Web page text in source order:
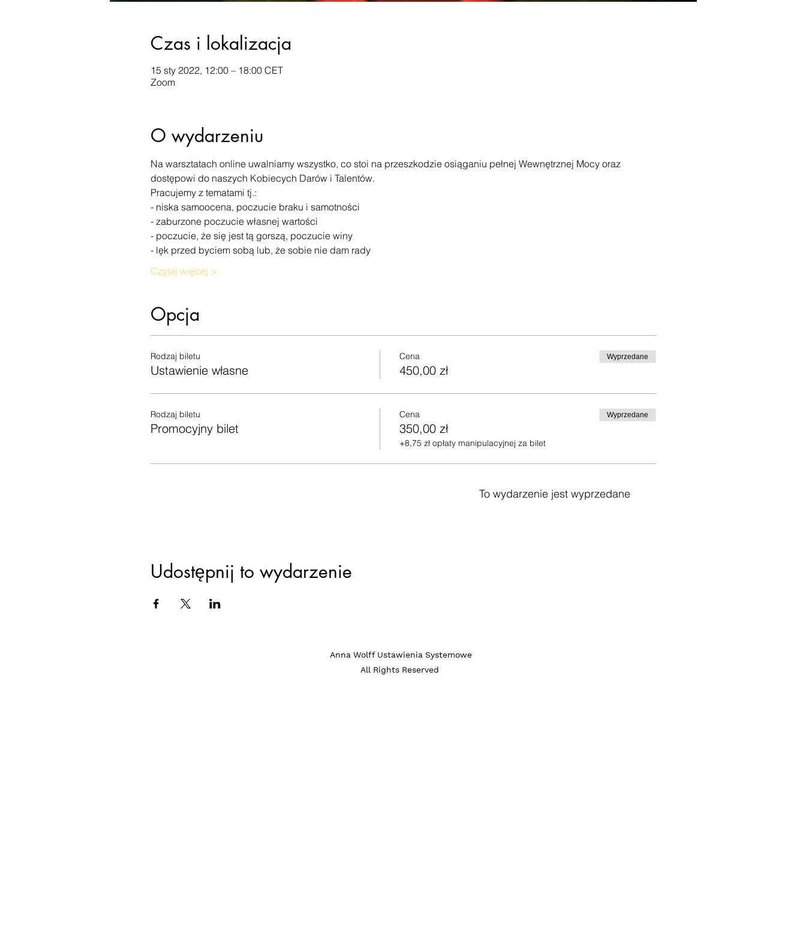
Czas i lokalizacja
15 sty 2022, 12:00 – 18:00 CET
Zoom
O wydarzeniu
Na warsztatach online uwalniamy wszystko, co stoi na przeszkodzie osiąganiu pełnej Wewnętrznej Mocy oraz
dostępowi do naszych Kobiecych Darów i Talentów.
Pracujemy z tematami tj.:
- niska samoocena, poczucie braku i samotności
- zaburzone poczucie własnej wartości
- poczucie, że się jest tą gorszą, poczucie winy
- lęk przed byciem sobą lub, że sobie nie dam rady
Czytaj więcej >
Opcja
Rodzaj biletu
Ustawienie własne
Cena
450,00 zł
Wyprzedane
Rodzaj biletu
Promocyjny bilet
Cena
350,00 zł
+8,75 zł opłaty manipulacyjnej za bilet
Wyprzedane
To wydarzenie jest wyprzedane
Udostępnij to wydarzenie
Ustawienia systemowe / coaching /
Anna Wolff Ustawienia Systemowe
All Rights Reserved